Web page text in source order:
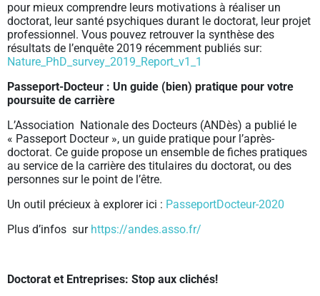
pour mieux comprendre leurs motivations à réaliser un
doctorat, leur santé psychiques durant le doctorat, leur projet
professionnel. Vous pouvez retrouver la synthèse des
résultats de l’enquête 2019 récemment publiés sur:
Nature_PhD_survey_2019_Report_v1_1
Passeport-Docteur : Un guide (bien) pratique pour votre
poursuite de carrière
L’Association Nationale des Docteurs (ANDès) a publié le
« Passeport Docteur », un guide pratique pour l’après-
doctorat. Ce guide propose un ensemble de fiches pratiques
au service de la carrière des titulaires du doctorat, ou des
personnes sur le point de l’être.
Un outil précieux à explorer ici : PasseportDocteur-2020
Plus d’infos sur https://andes.asso.fr/
Doctorat et Entreprises: Stop aux clichés!